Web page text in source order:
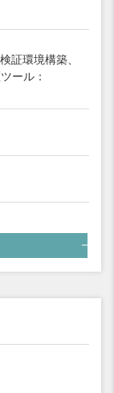
証環境構築、
ール：